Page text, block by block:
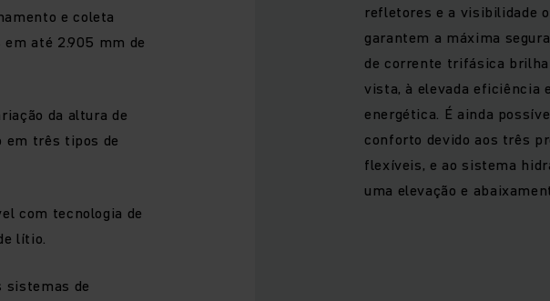
e coleta
até 2.905 mm de
da altura de
em três tipos de
com tecnologia de
lítio.
sistemas de
refletores e a visibilidade
garantem a máxima
de corrente trifásica
vista, à elevada eficiência
energética. É ainda
conforto devido aos três
flexíveis, e ao sistema
uma elevação e